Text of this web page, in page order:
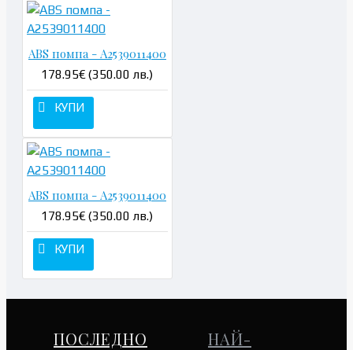
ABS помпа - A2539011400
178.95€ (350.00 лв.)
КУПИ
ABS помпа - A2539011400
178.95€ (350.00 лв.)
КУПИ
ПОСЛЕДНО
НАЙ-